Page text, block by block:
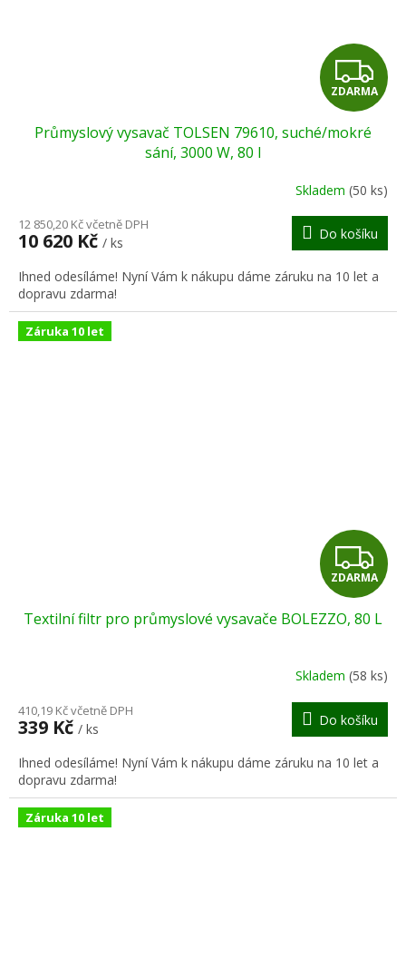
Z
D
R
M
A
ZDARMA
Průmyslový vysavač TOLSEN 79610, suché/mokré
sání, 3000 W, 80 l
Skladem (50 ks)
12 850,20 Kč včetně DPH
10 620 Kč / ks
Do košíku
Ihned odesíláme! Nyní Vám k nákupu dáme záruku na 10 let a
dopravu zdarma!
Záruka 10 let
Z
D
A
R
M
A
ZDARMA
Textilní filtr pro průmyslové vysavače BOLEZZO, 80 L
Skladem (58 ks)
410,19 Kč včetně DPH
339 Kč / ks
Do košíku
Ihned odesíláme! Nyní Vám k nákupu dáme záruku na 10 let a
dopravu zdarma!
Záruka 10 let